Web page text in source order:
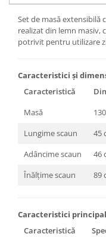
Set de masă extensibilă
realizat din lemn masiv,
potrivit pentru utilizare
Caracteristici și
Caracteristică
Masă
Lungime scaun
45
Adâncime scaun
46
Înălțime scaun
89
Caracteristici
Caracteristică